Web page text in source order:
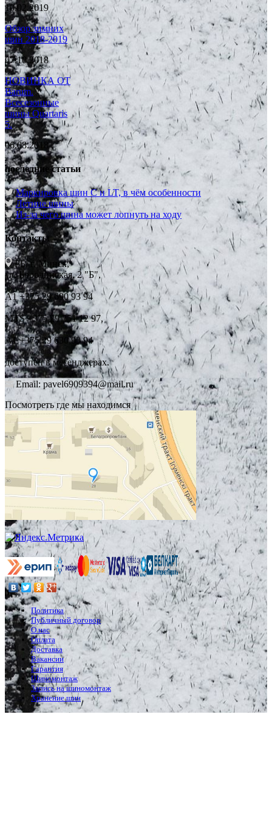
10.02.2019
Обзор зимних
шин 2018-2019
07.10.2018
НОВИНКА ОТ
Barum.
Всесезонные
шины Quartaris
5.
06.08.2018
последние статьи
Маркировка шин C и LT, в чём особенности
Летние шины
Из-за чего шина может лопнуть на ходу
Контакты
РБ, г. Минск,
ул. Бородинская, 2 "Б",
А1 +375 29 690 93 94
MTS +375 29 751 12 97,
А1 +375 29 630 93 94
доступен в месенджерах.
Email: pavel6909394@mail.ru
Посмотреть где мы находимся
Политика
Публичный договор
О нас
Оплата
Доставка
Вакансии
Гарантия
Шиномонтаж
Запись на шиномонтаж
Хранение шин